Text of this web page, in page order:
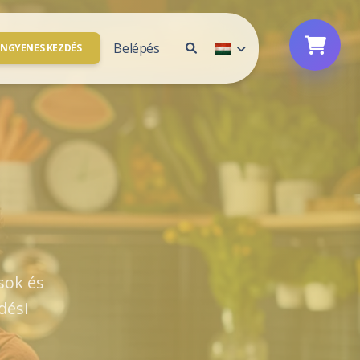
Fiók hozzáférés
Bejelentkezés
Jelszó alaphelyzetbe állítása
KEZDÉS Belépés
és